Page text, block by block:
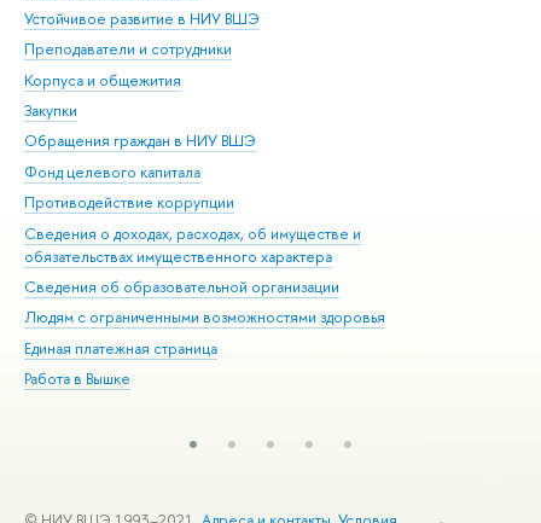
Устойчивое развитие в НИУ ВШЭ
Преподаватели и сотрудники
Корпуса и общежития
Закупки
Обращения граждан в НИУ ВШЭ
Фонд целевого капитала
Противодействие коррупции
Сведения о доходах, расходах, об имуществе и
обязательствах имущественного характера
Сведения об образовательной организации
Людям с ограниченными возможностями здоровья
Единая платежная страница
Работа в Вышке